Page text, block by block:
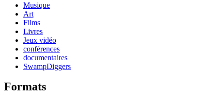
Musique
Art
Films
Livres
Jeux vidéo
conférences
documentaires
SwampDiggers
Formats